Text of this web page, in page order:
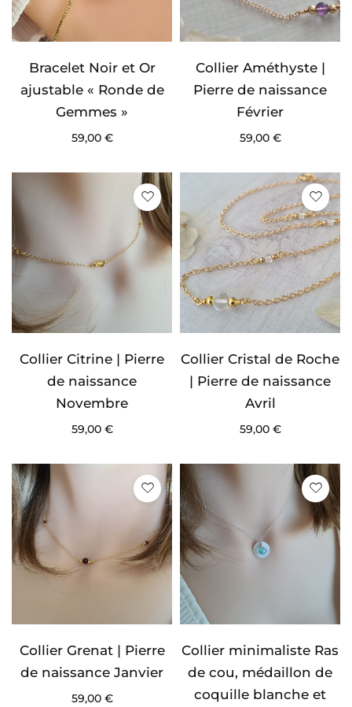
Bracelet Noir et Or
ajustable « Ronde de
Gemmes »
59,00 €
Collier Améthyste |
Pierre de naissance
Février
59,00 €
Collier Citrine | Pierre
de naissance
Novembre
59,00 €
Collier Cristal de Roche
| Pierre de naissance
Avril
59,00 €
Collier Grenat | Pierre
de naissance Janvier
59,00 €
Collier minimaliste Ras
de cou, médaillon de
coquille blanche et